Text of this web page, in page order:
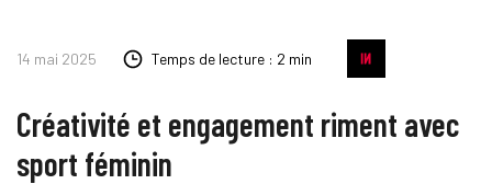
14 mai 2025 Temps de lecture : 2 min
Créativité et engagement riment avec
sport féminin